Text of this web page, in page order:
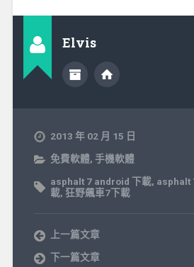
Elvis
2013 年 02 月 15 日
免費軟體, 手機軟體
asphalt 7 android 下載, asphalt
載, 狂野飆車7下載
上一篇文章
下一篇文章